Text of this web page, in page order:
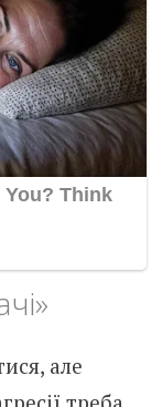
але